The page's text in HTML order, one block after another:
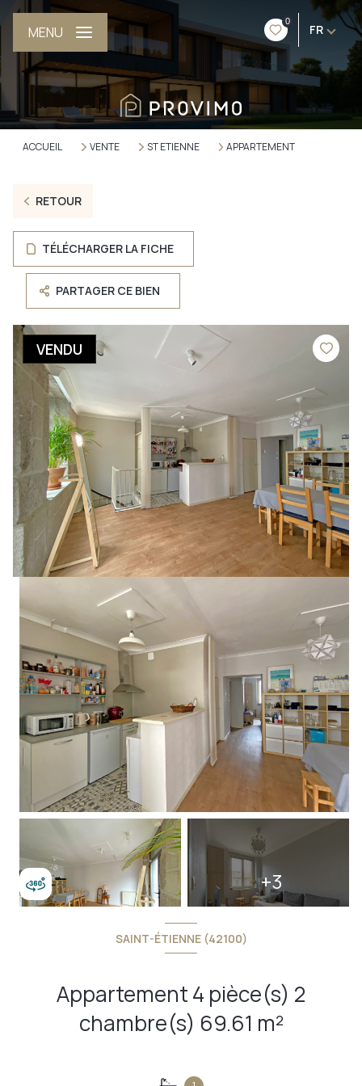
0
FR
MENU
ACCUEIL VENTE ST ETIENNE APPARTEMENT
RETOUR
TÉLÉCHARGER LA FICHE
PARTAGER CE BIEN
VENDU
+3
SAINT-ÉTIENNE (42100)
Appartement 4 pièce(s) 2
chambre(s) 69.61 m²